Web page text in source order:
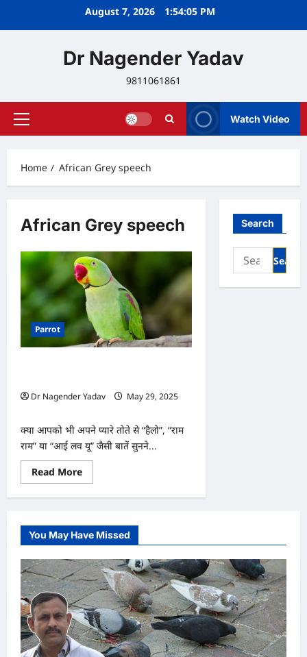
August 7, 2026 1:54:06 PM
Dr Nagender Yadav
9811061861
Primary
Watch Video
Home African Grey speech
African Grey speech
Parrot
Dr Nagender Yadav
May 29, 2025
क्या आपको भी अपने प्यारे तोते से “हैलो”, “राम
राम” या “आई लव यू” जैसी बातें सुनने...
Read MoreRead
more
अब
आपकी
ज़ुबान!
जानें
सिखाने
की
ट्रिक
Search
Search
for:
You May Have Missed